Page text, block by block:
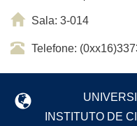
Sala: 3-014
Telefone:
INSTITUTO DE